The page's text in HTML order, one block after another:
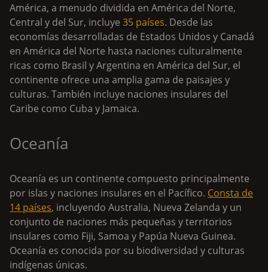
América, a menudo dividida en América del Norte,
Central y del Sur, incluye 35 países. Desde las
economías desarrolladas de Estados Unidos y Canadá
en América del Norte hasta naciones culturalmente
ricas como Brasil y Argentina en América del Sur, el
continente ofrece una amplia gama de paisajes y
culturas. También incluye naciones insulares del
Caribe como Cuba y Jamaica.
Oceanía
Oceanía es un continente compuesto principalmente
por islas y naciones insulares en el Pacífico. Consta de
14 países, incluyendo Australia, Nueva Zelanda y un
conjunto de naciones más pequeñas y territorios
insulares como Fiji, Samoa y Papúa Nueva Guinea.
Oceanía es conocida por su biodiversidad y culturas
indígenas únicas.